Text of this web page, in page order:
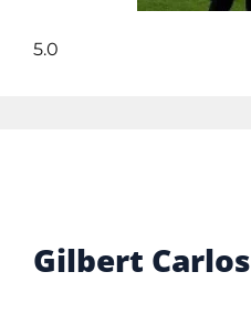
5.0
Gilbert Carlos